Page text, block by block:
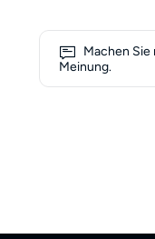
Machen Sie
Meinung.